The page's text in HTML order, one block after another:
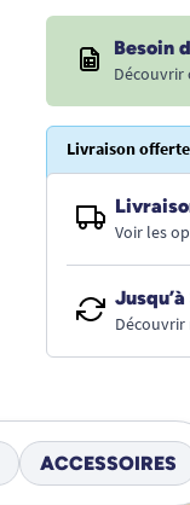
Besoin
Découvrir
Livraison
Voir les
Découvrir
ACCESSOIRES